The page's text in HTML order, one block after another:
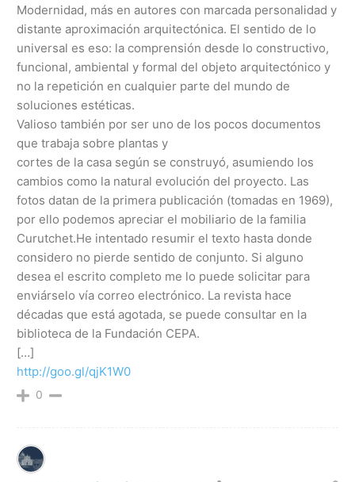
Modernidad, más en autores con marcada personalidad y
distante aproximación arquitectónica. El sentido de lo
universal es eso: la comprensión desde lo constructivo,
funcional, ambiental y formal del objeto arquitectónico y
no la repetición en cualquier parte del mundo de
soluciones estéticas.
Valioso también por ser uno de los pocos documentos
que trabaja sobre plantas y
cortes de la casa según se construyó, asumiendo los
cambios como la natural evolución del proyecto. Las
fotos datan de la primera publicación (tomadas en 1969),
por ello podemos apreciar el mobiliario de la familia
Curutchet.He intentado resumir el texto hasta donde
considero no pierde sentido de conjunto. Si alguno
desea el escrito completo me lo puede solicitar para
enviárselo vía correo electrónico. La revista hace
décadas que está agotada, se puede consultar en la
biblioteca de la Fundación CEPA.
[…]
http://goo.gl/qjK1W0
0